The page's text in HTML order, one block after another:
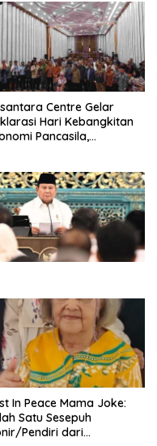
Centre Gelar
Hari Kebangkitan
Pancasila,
(Pergolakan
Politik Indonesia) &
Nasional “Urgensi
Undang
Nasional dan
Sosial dalam
In Peace Mama Joke:
Satu Sesepuh
Pendiri dari